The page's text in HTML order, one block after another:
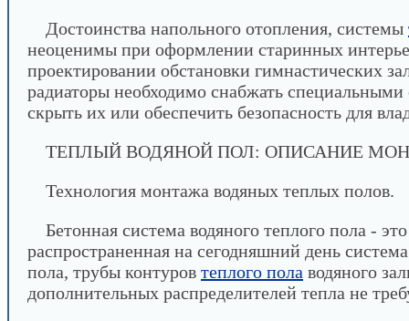
Достоинства напольного отопления, системы
неоценимы при оформлении старинных
проектировании обстановки гимнастических
радиаторы необходимо снабжать
скрыть их или обеспечить безопасность для
ТЕПЛЫЙ ВОДЯНОЙ ПОЛ: ОПИСАНИЕ
Технология монтажа водяных теплых полов.
Бетонная система водяного теплого пола -
распространенная на сегодняшний день
пола, трубы контуров теплого пола водяного
дополнительных распределителей тепла не